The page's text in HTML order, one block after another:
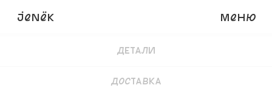
JENёK Меню
Детали
Доставка